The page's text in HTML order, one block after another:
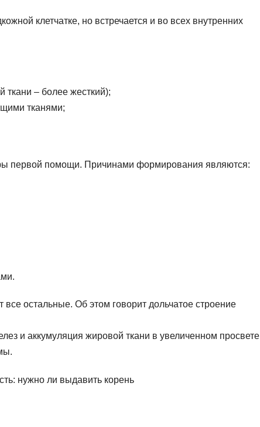
клетчатке, но встречается и во всех внутренних
ткани – более жесткий);
тканями;
первой помощи. Причинами формирования являются:
все остальные. Об этом говорит дольчатое строение
и аккумуляция жировой ткани в увеличенном просвете